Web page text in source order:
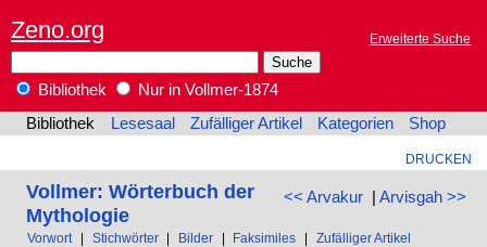
Zeno.org Erweiterte Suche
Bibliothek
Nur in Vollmer-1874
Bibliothek
Lesesaal Zufälliger Artikel Kategorien Shop
DRUCKEN
<< Arvakur| Arvisgah >>
Vollmer: Wörterbuch der
Mythologie
Vorwort Stichwörter Bilder Faksimiles Zufälliger Artikel